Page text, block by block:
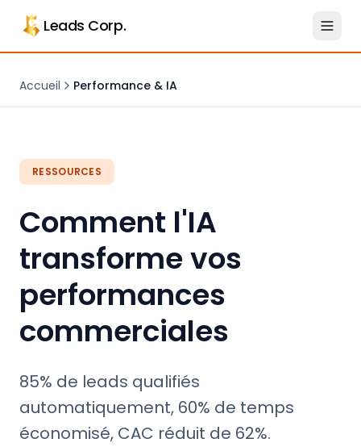
Leads Corp.
Accueil Performance & IA
RESSOURCES
Comment l'IA
transforme vos
performances
commerciales
85% de leads qualifiés
automatiquement, 60% de temps
économisé, CAC réduit de 62%.